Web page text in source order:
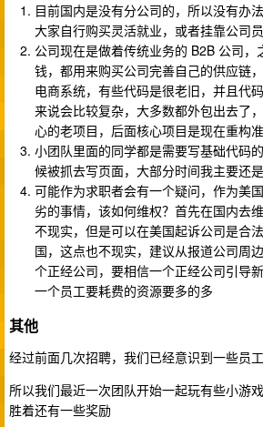
目前国内是没有分公司的，所以没有办
大家自行购买灵活就业，或者挂靠公司
公司现在是做着传统业务的 B2B 公司，
钱，都用来购买公司完善自己的供应链
电商系统，有些代码是很老旧，并且代
来说会比较复杂，大多数都外包出去了
心的老项目，后面核心项目是现在重构准
小团队里面的同学都是需要写基础代码
候被抓去写页面，大部分时间我主要还是
可能作为求职者会有一个疑问，作为美
劣的事情，该如何维权？首先在国内去
不现实，但是可以在美国起诉公司是合
国，这点也不现实，建议从报道公司周
个正经公司，要相信一个正经公司引导
一个员工要耗费的资源要多的多
其他
经过前面几次招聘，我们已经意识到一些员工
所以我们最近一次团队开始一起玩有些小游
胜着还有一些奖励